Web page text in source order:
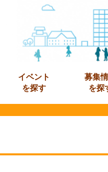
イベント
を探す
募集
を探